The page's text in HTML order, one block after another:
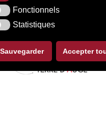
Fonctionnels
Statistiques
Sauvegarder Accepter